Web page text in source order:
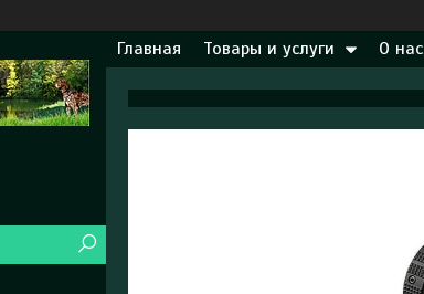
Главная Товары и услуги О нас